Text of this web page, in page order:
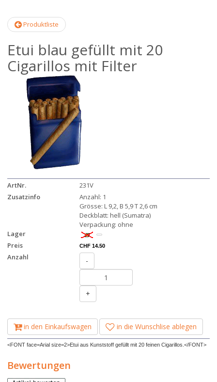
Produktliste
Etui blau gefüllt mit 20
Cigarillos mit Filter
ArtNr.
231V
Zusatzinfo
Anzahl: 1
Grösse: L 9,2, B 5,9 T 2,6 cm
Deckblatt: hell (Sumatra)
Verpackung: ohne
Lager
Preis
CHF 14.50
Anzahl -
+
in den Einkaufswagen in die Wunschlise ablegen
<FONT face=Arial size=2>Etui aus Kunststoff gefüllt mit 20 feinen Cigarillos.</FONT>
Bewertungen